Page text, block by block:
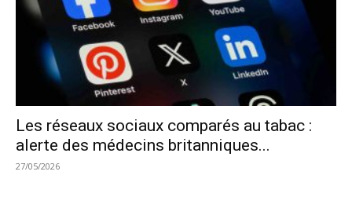
Les réseaux sociaux comparés au tabac :
alerte des médecins britanniques...
27/05/2026